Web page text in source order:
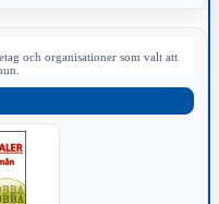
och organisationer som valt att